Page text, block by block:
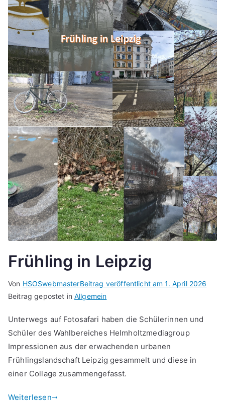
Frühling in Leipzig
Von HSOSwebmasterBeitrag veröffentlicht am1. April 2026
Beitrag gepostet inAllgemein
Unterwegs auf Fotosafari haben die Schülerinnen und
Schüler des Wahlbereiches Helmholtzmediagroup
Impressionen aus der erwachenden urbanen
Frühlingslandschaft Leipzig gesammelt und diese in
einer Collage zusammengefasst.
Weiterlesen